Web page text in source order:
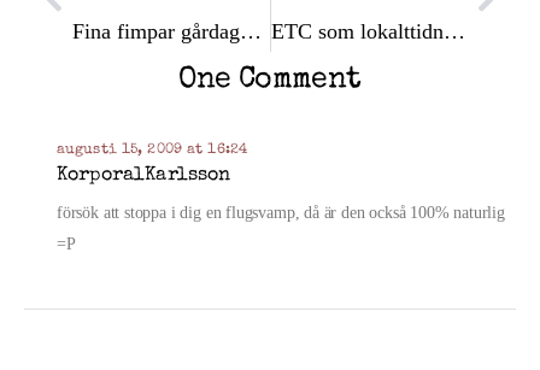
Fina fimpar gårdagens byte. ETC som lokalttidning
One Comment
augusti 15, 2009 at 16:24
KorporalKarlsson
försök att stoppa i dig en flugsvamp, då är den också 100% naturlig
=P